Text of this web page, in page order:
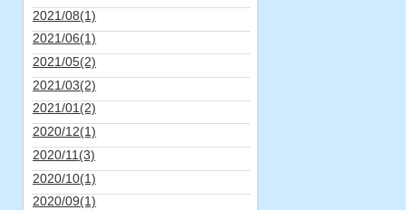
2021/08(1)
2021/06(1)
2021/05(2)
2021/03(2)
2021/01(2)
2020/12(1)
2020/11(3)
2020/10(1)
2020/09(1)